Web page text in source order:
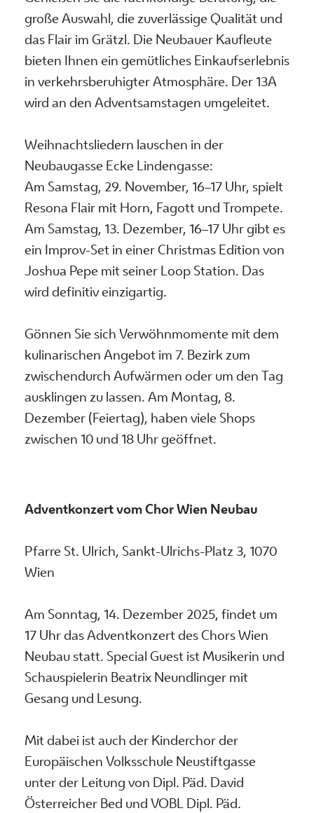
große Auswahl, die zuverlässige Qualität und
das Flair im Grätzl. Die Neubauer Kaufleute
bieten Ihnen ein gemütliches Einkaufserlebnis
in verkehrsberuhigter Atmosphäre. Der 13A
wird an den Adventsamstagen umgeleitet.
Weihnachtsliedern lauschen in der
Neubaugasse Ecke Lindengasse:
Am Samstag, 29. November, 16–17 Uhr, spielt
Resona Flair mit Horn, Fagott und Trompete.
Am Samstag, 13. Dezember, 16–17 Uhr gibt es
ein Improv-Set in einer Christmas Edition von
Joshua Pepe mit seiner Loop Station. Das
wird definitiv einzigartig.
Gönnen Sie sich Verwöhnmomente mit dem
kulinarischen Angebot im 7. Bezirk zum
zwischendurch Aufwärmen oder um den Tag
ausklingen zu lassen. Am Montag, 8.
Dezember (Feiertag), haben viele Shops
zwischen 10 und 18 Uhr geöffnet.
Adventkonzert vom Chor Wien Neubau
Pfarre St. Ulrich, Sankt-Ulrichs-Platz 3, 1070
Wien
Am Sonntag, 14. Dezember 2025, findet um
17 Uhr das Adventkonzert des Chors Wien
Neubau statt. Special Guest ist Musikerin und
Schauspielerin Beatrix Neundlinger mit
Gesang und Lesung.
Mit dabei ist auch der Kinderchor der
Europäischen Volksschule Neustiftgasse
unter der Leitung von Dipl. Päd. David
Österreicher Bed und VOBL Dipl. Päd.